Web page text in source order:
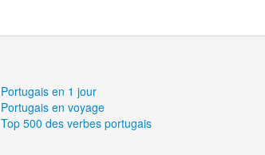
Portugais en 1 jour
Portugais en voyage
Top 500 des verbes portugais